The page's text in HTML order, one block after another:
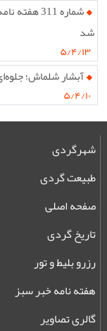
شماره
شد
۵/۴/۱۳
آبشار شلماش؛
۵/۴/۱۰
شهرگردی
طبیعت گردی
صفحه اصلی
تاریخ گردی
رزرو بلیط و تور
هفته نامه خبر سبز
گالری تصاویر